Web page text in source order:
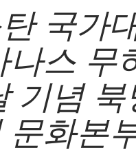
국가
나스 무
기념
문화본